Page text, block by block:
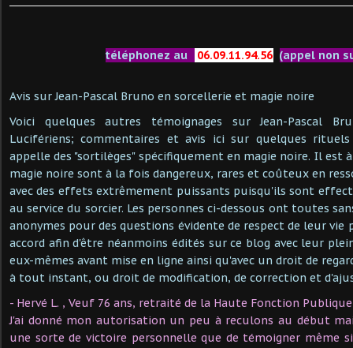
téléphonez au 06.09.11.94.56 (appel non
Avis sur Jean-Pascal Bruno en sorcellerie et magie noire
Voici quelques autres témoignages sur Jean-Pascal
Lucifériens; commentaires et avis ici sur quelques
appelle des "sortilèges" spécifiquement en magie noire. Il est
magie noire sont à la fois dangereux, rares et coûteux en
avec des effets extrêmement puissants puisqu'ils sont
au service du sorcier. Les personnes ci-dessous ont toutes
anonymes pour des questions évidente de respect de leur vie
accord afin d'être néanmoins édités sur ce blog avec leur
eux-mêmes avant mise en ligne ainsi qu'avec un droit de
à tout instant, ou droit de modification, de correction et
- Hervé L. , Veuf 76 ans, retraité de la Haute Fonction
J'ai donné mon autorisation un peu à reculons au début
une sorte de victoire personnelle que de témoigner même